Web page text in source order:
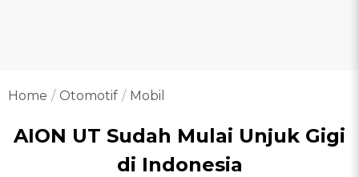
Home Otomotif Mobil
AION UT Sudah Mulai Unjuk Gigi
di Indonesia